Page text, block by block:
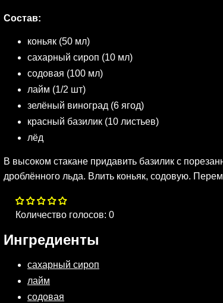
Состав:
коньяк (50 мл)
сахарный сироп (10 мл)
содовая (100 мл)
лайм (1/2 шт)
зелёный виноград (6 ягод)
красный базилик (10 листьев)
лёд
В высоком стакане придавить базилик с
дроблённого льда. Влить коньяк, содовую.
Количество голосов: 0
Ингредиенты
сахарный сироп
лайм
содовая